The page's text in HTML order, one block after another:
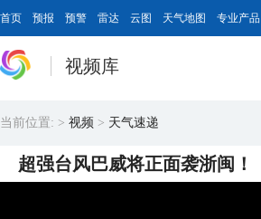
首页 预报 预警 雷达 云图 天气地图 专业产品
视频库
当前位置: > 视频 > 天气速递
超强台风巴威将正面袭浙闽！